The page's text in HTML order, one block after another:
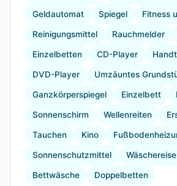
Geldautomat Spiegel Fitness
Reinigungsmittel Rauchmelder
Einzelbetten CD-Player
DVD-Player Umzäuntes
Ganzkörperspiegel Einzelbett
Sonnenschirm Wellenreiten
Tauchen Kino
Sonnenschutzmittel
Bettwäsche Doppelbetten